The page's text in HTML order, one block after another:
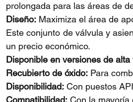
prolongada para las áreas de
Diseño: Maximiza el área de
Este conjunto de válvula y
un precio económico.
Disponible en versiones de
Recubierto de óxido: Para
Disponibilidad: Con puestos
Compatibilidad: Con la mayoría